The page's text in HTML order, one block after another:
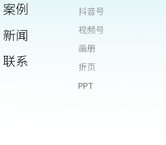
案例
新闻
联系
抖音号
视频号
画册
折页
PPT